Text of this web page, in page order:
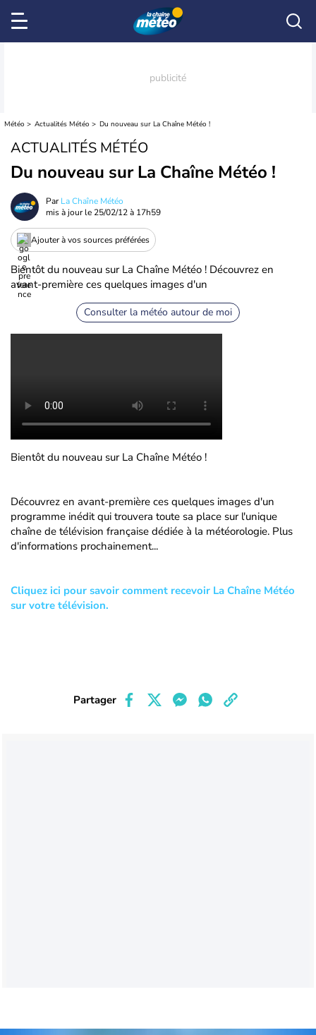
Météo Actualités Météo Du nouveau sur La Chaîne Météo !
ACTUALITÉS MÉTÉO
Du nouveau sur La Chaîne Météo !
ParLa Chaîne Météo
mis à jour le 25/02/12 à 17h59
Ajouter à vos sources préférées
Bientôt du nouveau sur La Chaîne Météo ! Découvrez en
avant-première ces quelques images d'un
Consulter la météo autour de moi
Bientôt du nouveau sur La Chaîne Météo !
Découvrez en avant-première ces quelques images d'un
programme inédit qui trouvera toute sa place sur l'unique
chaîne de télévision française dédiée à la météorologie. Plus
d'informations prochainement...
Cliquez ici pour savoir comment recevoir La Chaîne Météo
sur votre télévision.
Partager